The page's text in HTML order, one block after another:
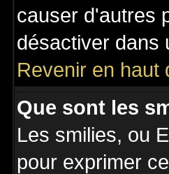
causer d'autres
désactiver dans
Revenir en haut
Que sont les
Les smilies, ou
pour exprimer